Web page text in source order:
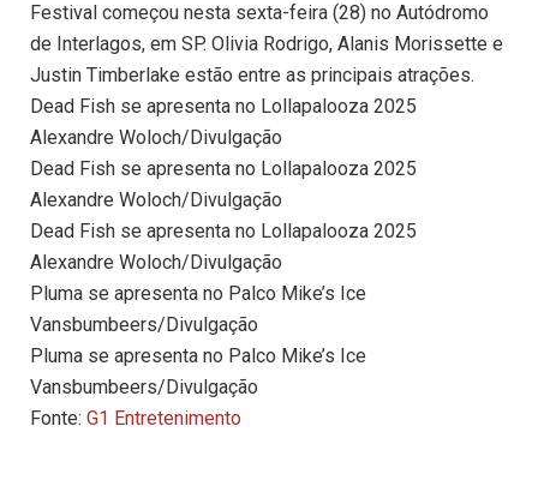
Festival começou nesta sexta-feira (28) no Autódromo
de Interlagos, em SP. Olivia Rodrigo, Alanis Morissette e
Justin Timberlake estão entre as principais atrações.
Dead Fish se apresenta no Lollapalooza 2025
Alexandre Woloch/Divulgação
Dead Fish se apresenta no Lollapalooza 2025
Alexandre Woloch/Divulgação
Dead Fish se apresenta no Lollapalooza 2025
Alexandre Woloch/Divulgação
Pluma se apresenta no Palco Mike’s Ice
Vansbumbeers/Divulgação
Pluma se apresenta no Palco Mike’s Ice
Vansbumbeers/Divulgação
Fonte: G1 Entretenimento